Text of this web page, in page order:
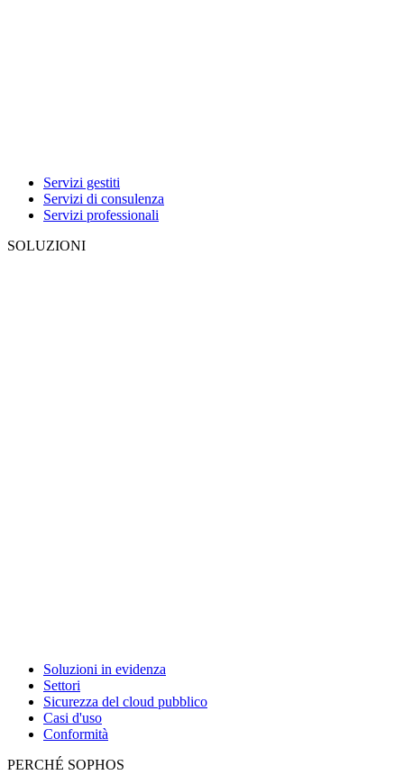
Servizi gestiti
Servizi di consulenza
Servizi professionali
SOLUZIONI
Soluzioni in evidenza
Settori
Sicurezza del cloud pubblico
Casi d'uso
Conformità
PERCHÉ SOPHOS